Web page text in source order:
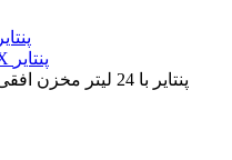
بوستر پمپ WATERPRESS INOX پنتایر
بوستر پمپ WATERPRESS INOX پنتایر با 24 لیتر مخزن افقی